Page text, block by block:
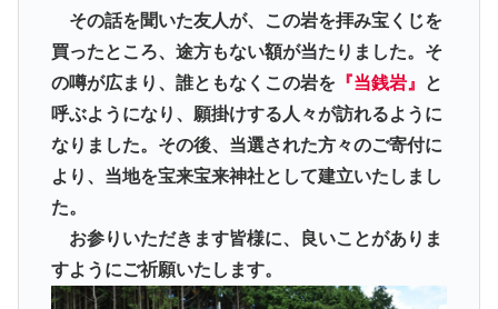
その話を聞いた友人が、この岩を拝み宝くじを
買ったところ、途方もない額が当たりました。そ
の噂が広まり、誰ともなくこの岩を 『当銭岩』
と
呼ぶようになり、願掛けする人々が訪れるように
なりました。その後、当選された方々のご寄付に
より、当地を宝来宝来神社として建立いたしまし
た。
お参りいただきます皆様に、良いことがありま
すようにご祈願いたします。